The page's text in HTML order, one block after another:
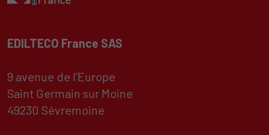
EDILTECO France SAS
9 avenue de l’Europe
Saint Germain sur Moine
49230 Sèvremoine